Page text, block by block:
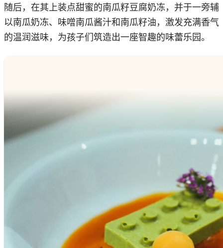
随后，在其上装点甜蜜的南瓜籽豆腐奶冻，并于一旁辅
以南瓜奶冻、味噌南瓜酱汁和南瓜籽油，激发充满香气
的温润滋味，为孩子们筑造出一座智趣的味蕾乐园。